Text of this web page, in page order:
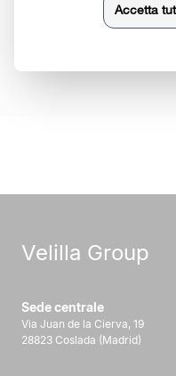
FONDATION DE
Velilla Group
Sede centrale
Via Juan de la Cierva, 19
28823 Coslada (Madrid)